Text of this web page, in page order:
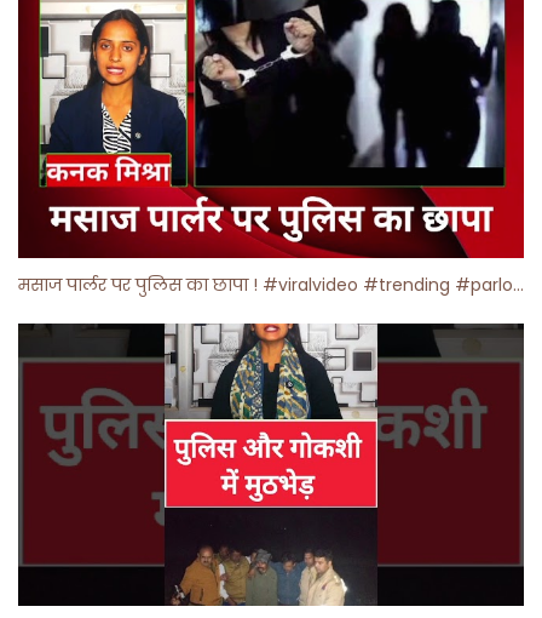
मसाज पार्लर पर पुलिस का छापा ! #viralvideo #trending #parlour